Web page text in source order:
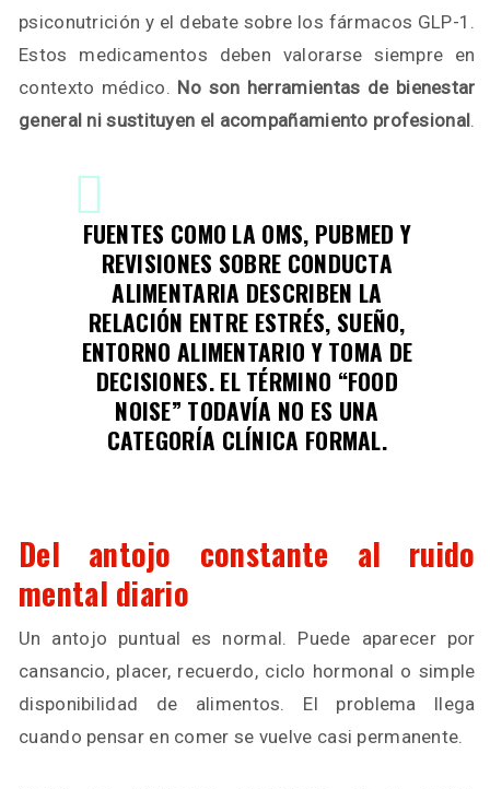
psiconutrición y el debate sobre los fármacos GLP-1.
Estos medicamentos deben valorarse siempre en
contexto médico. No son herramientas de bienestar
general ni sustituyen el acompañamiento profesional.
FUENTES COMO LA OMS, PUBMED Y
REVISIONES SOBRE CONDUCTA
ALIMENTARIA DESCRIBEN LA
RELACIÓN ENTRE ESTRÉS, SUEÑO,
ENTORNO ALIMENTARIO Y TOMA DE
DECISIONES. EL TÉRMINO “FOOD
NOISE” TODAVÍA NO ES UNA
CATEGORÍA CLÍNICA FORMAL.
Del antojo constante al ruido
mental diario
Un antojo puntual es normal. Puede aparecer por
cansancio, placer, recuerdo, ciclo hormonal o simple
disponibilidad de alimentos. El problema llega
cuando pensar en comer se vuelve casi permanente.